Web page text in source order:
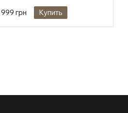
грн Купить